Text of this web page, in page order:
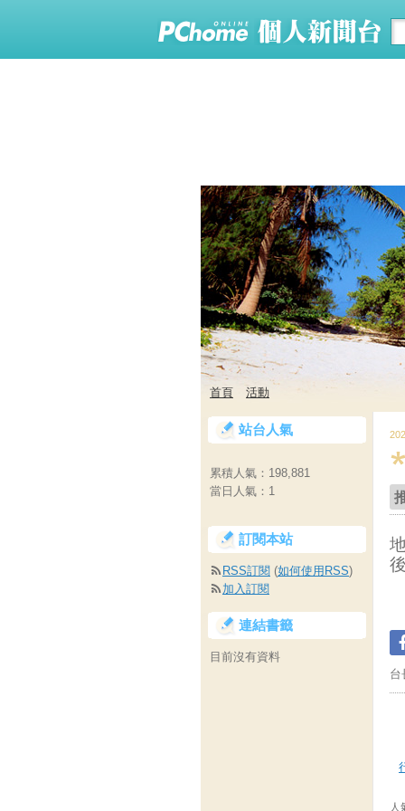
首頁 活動
台
人
站台人氣
累積人氣： 198,881
當日人氣： 1
訂閱本站
RSS訂閱 (如何使用RSS)
加入訂閱
連結書籤
目前沒有資料